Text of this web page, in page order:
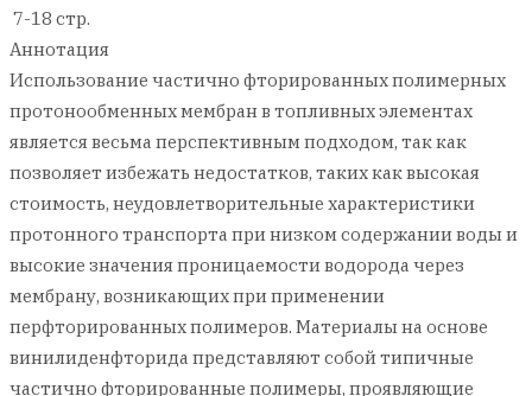
7-18 стр.
Аннотация
Использование частично фторированных полимерных
протонообменных мембран в топливных элементах
является весьма перспективным подходом, так как
позволяет избежать недостатков, таких как высокая
стоимость, неудовлетворительные характеристики
протонного транспорта при низком содержании воды и
высокие значения проницаемости водорода через
мембрану, возникающих при применении
перфторированных полимеров. Материалы на основе
винилиденфторида представляют собой типичные
частично фторированные полимеры, проявляющие